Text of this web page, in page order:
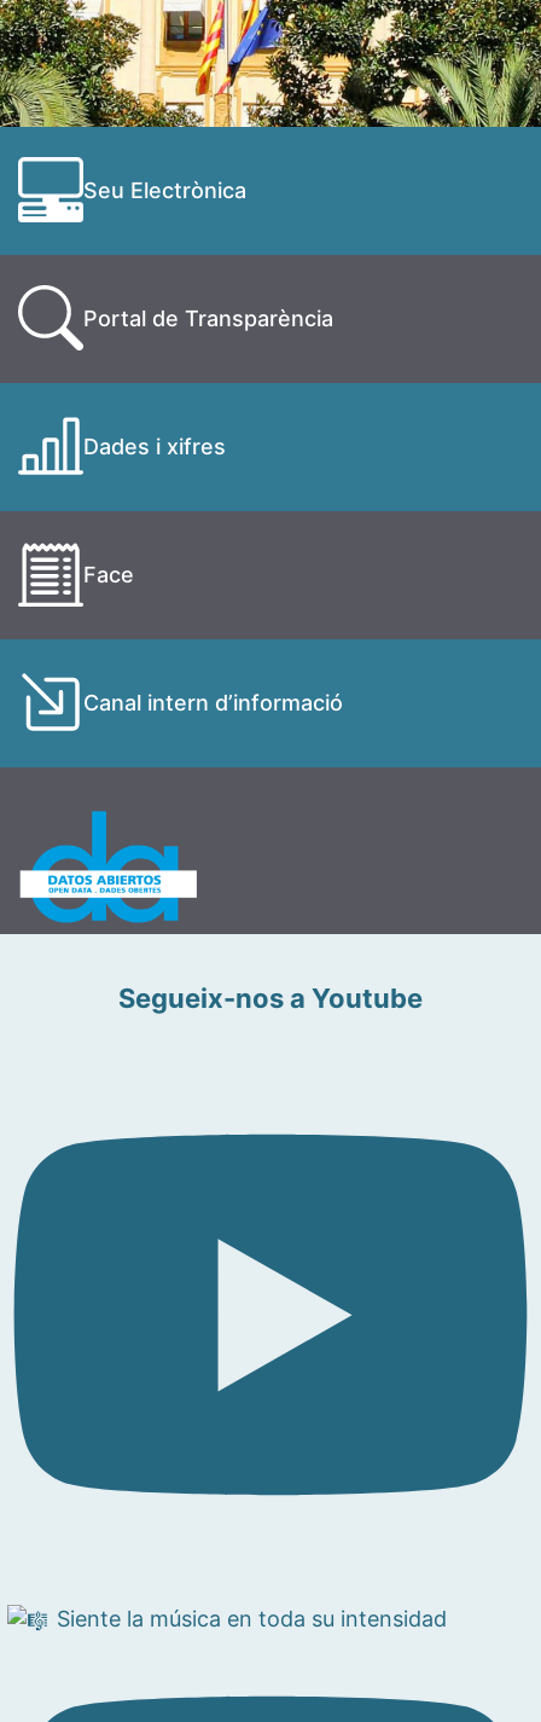
Seu Electrònica
Portal de Transparència
Dades i xifres
Face
Canal intern d’informació
Segueix-nos a Youtube
Siente la música en toda su intensidad